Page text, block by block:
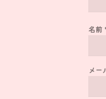
名前
メー